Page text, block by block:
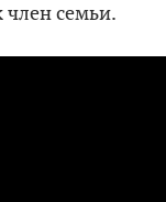
член семьи.